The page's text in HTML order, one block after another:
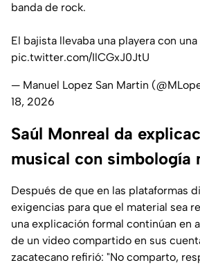
banda de rock.
El bajista llevaba una playera con una
pic.twitter.com/IlCGxJ0JtU
— Manuel Lopez San Martin
18, 2026
Saúl Monreal da
musical con simbología
Después de que en las plataformas
exigencias para que el material sea
una explicación formal continúan en
de un video compartido en sus
zacatecano refirió: "No comparto,